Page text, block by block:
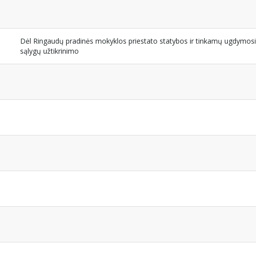
Dėl Ringaudų pradinės mokyklos priestato statybos ir tinkamų ugdymosi
sąlygų užtikrinimo